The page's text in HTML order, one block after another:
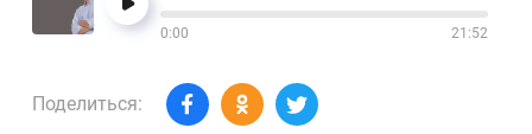
0:00 21:52
Поделиться: